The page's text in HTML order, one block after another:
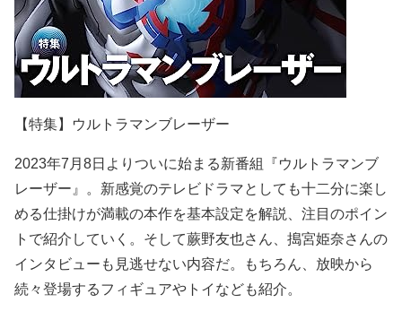
【特集】ウルトラマンブレーザー
2023年7月8日よりついに始まる新番組『ウルトラマンブ
レーザー』。新感覚のテレビドラマとしても十二分に楽し
める仕掛けが満載の本作を基本設定を解説、注目のポイン
トで紹介していく。そして蕨野友也さん、搗宮姫奈さんの
インタビューも見逃せない内容だ。もちろん、放映から
続々登場するフィギュアやトイなども紹介。